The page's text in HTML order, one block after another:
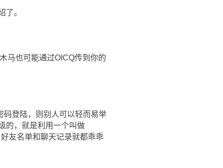
了。
马也可能通过OICQ传到你的
码登陆，则别人可以轻而易举
的，就是利用一个叫做
友名单和聊天记录就都乖乖